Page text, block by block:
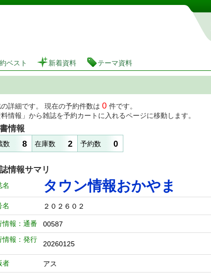
図書館 蔵書検索・予約システム
ベスト 新着資料 テーマ資料
詳細です。 現在の予約件数は 0 件です。
情報」から雑誌を予約カートに入れるページに移動します。
情報
数 8 在庫数 2 予約数 0
情報サマリ
名 タウン情報おかやま
名 ２０２６０２
情報：通番
00587
情報：発行
20260125
者 アス